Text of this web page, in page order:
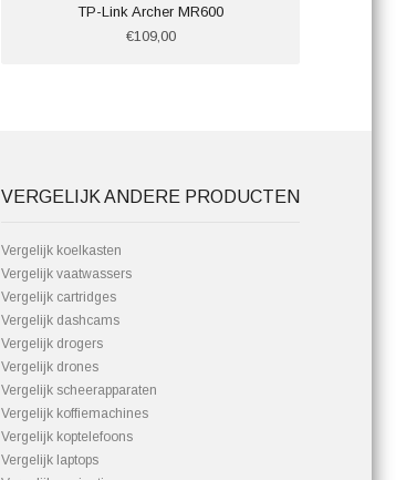
TP-Link Archer MR600
€109,00
VERGELIJK ANDERE PRODUCTEN
Vergelijk koelkasten
Vergelijk vaatwassers
Vergelijk cartridges
Vergelijk dashcams
Vergelijk drogers
Vergelijk drones
Vergelijk scheerapparaten
Vergelijk koffiemachines
Vergelijk koptelefoons
Vergelijk laptops